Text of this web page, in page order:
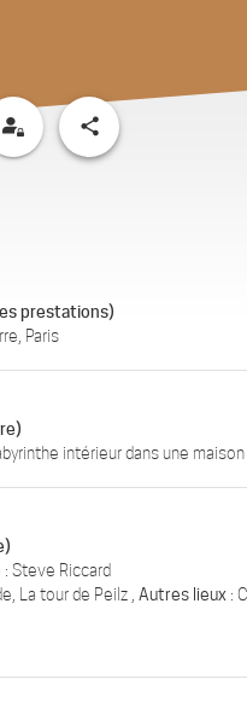
share
prestations)
Paris
intérieur dans une
: Steve Riccard
La tour de Peilz ,Autres lieux :